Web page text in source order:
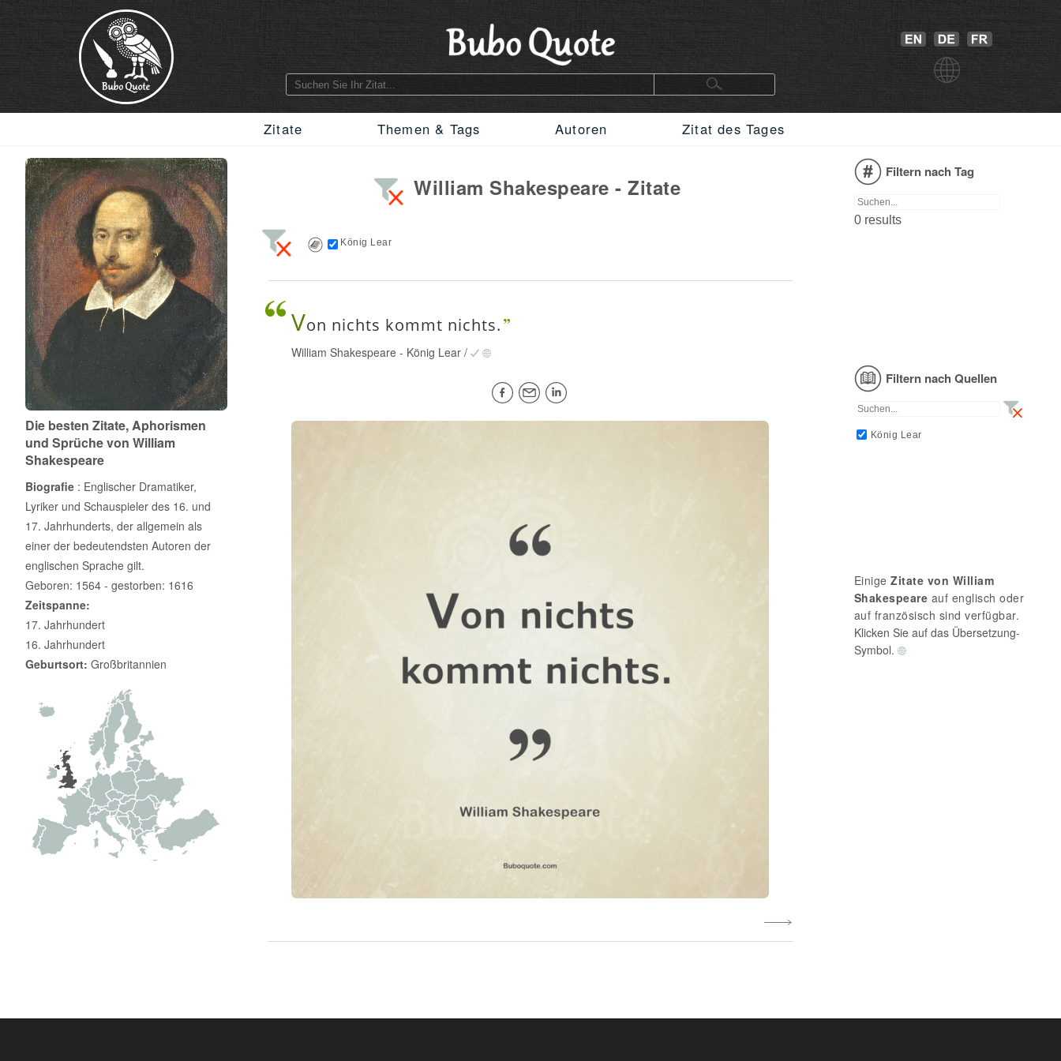
Zitate Themen & Tags Autoren Zitat des Tages
Die besten Zitate, Aphorismen
und Sprüche von William
Shakespeare
Biografie : Englischer Dramatiker,
Lyriker und Schauspieler des 16. und
17. Jahrhunderts, der allgemein als
einer der bedeutendsten Autoren der
englischen Sprache gilt.
Geboren: 1564 - gestorben: 1616
Zeitspanne:
17. Jahrhundert
16. Jahrhundert
Geburtsort: Großbritannien
William Shakespeare - Zitate
König Lear
Von nichts kommt nichts.
William Shakespeare - König Lear /
Filtern nach Tag
0 results
Filtern nach Quellen
König Lear
EinigeZitate von William
Shakespeare auf englisch oder
auf französisch sind verfügbar.
Klicken Sie auf das Übersetzung-
Symbol.